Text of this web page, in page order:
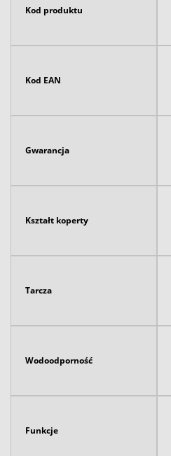
Kod produktu
Kod EAN
Gwarancja
Kształt koperty
Tarcza
Wodoodporność
Funkcje